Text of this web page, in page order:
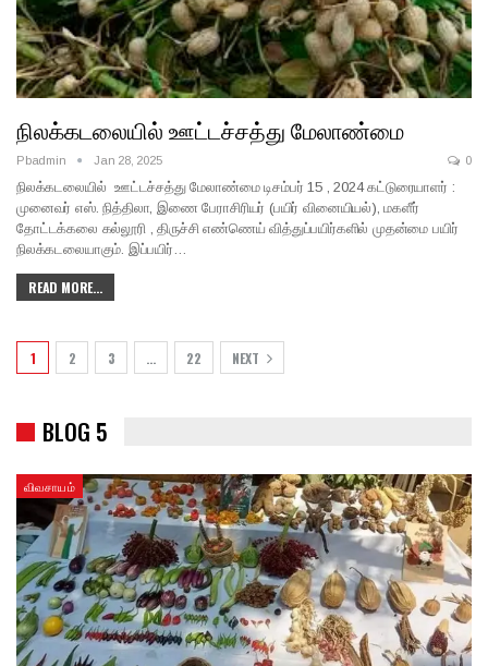
நிலக்கடலையில் ஊட்டச்சத்து மேலாண்மை
Pbadmin Jan 28, 2025 0
நிலக்கடலையில் ஊட்டச்சத்து மேலாண்மை டிசம்பர் 15 , 2024 கட்டுரையாளர் :
முனைவர் எஸ். நித்திலா, இணை பேராசிரியர் (பயிர் வினையியல்), மகளீர்
தோட்டக்கலை கல்லூரி , திருச்சி எண்ணெய் வித்துப்பயிர்களில் முதன்மை பயிர்
நிலக்கடலையாகும். இப்பயிர்…
READ MORE...
1 2 3 … 22 NEXT
BLOG 5
விவசாயம்